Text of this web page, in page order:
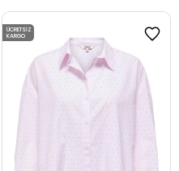
ÜCRETSIZ
KARGO